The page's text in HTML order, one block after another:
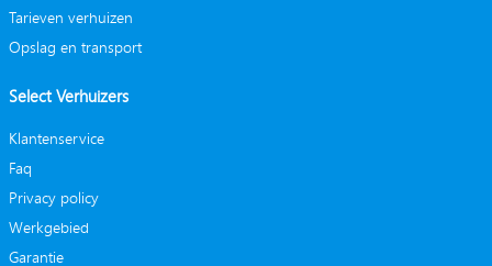
Tarieven verhuizen
Opslag en transport
Select Verhuizers
Klantenservice
Faq
Privacy policy
Werkgebied
Garantie